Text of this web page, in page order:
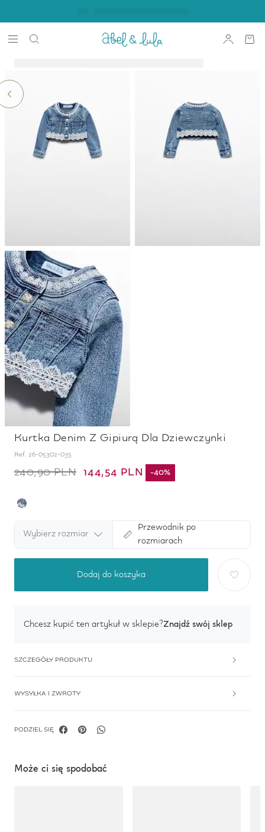
Kurtka Denim Z Gipiurą Dla Dziewczynki
Ref. 26-05302-035
240,90 PLN 144,54 PLN -40%
Wybierz rozmiar
Przewodnik po
rozmiarach
Dodaj do koszyka
Chcesz kupić ten artykuł w sklepie?Znajdź swój sklep
SZCZEGÓŁY PRODUKTU
WYSYŁKA I ZWROTY
PODZIEL SIĘ
Może ci się spodobać